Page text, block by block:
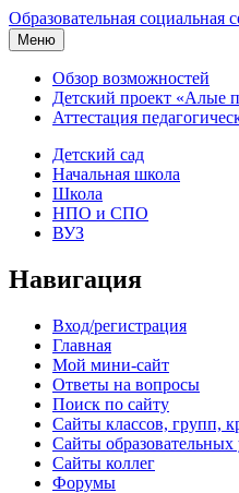
Образовательная социальная
Меню
Обзор возможностей
Детский проект «Алые
Аттестация
Детский сад
Начальная школа
Школа
НПО и СПО
ВУЗ
Навигация
Вход/регистрация
Главная
Мой мини-сайт
Ответы на вопросы
Поиск по сайту
Сайты классов, групп,
Сайты
Сайты коллег
Форумы